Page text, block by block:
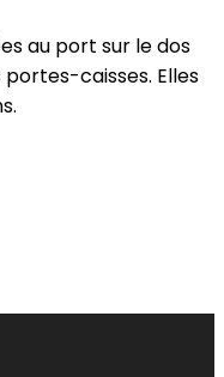
au port sur le dos
caisses. Elles